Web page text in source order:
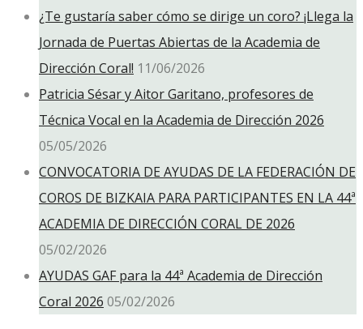
¿Te gustaría saber cómo se dirige un coro? ¡Llega la
Jornada de Puertas Abiertas de la Academia de
Dirección Coral! 11/06/2026
Patricia Sésar y Aitor Garitano, profesores de
Técnica Vocal en la Academia de Dirección 2026
05/05/2026
CONVOCATORIA DE AYUDAS DE LA FEDERACIÓN DE
COROS DE BIZKAIA PARA PARTICIPANTES EN LA 44ª
ACADEMIA DE DIRECCIÓN CORAL DE 2026
05/02/2026
AYUDAS GAF para la 44ª Academia de Dirección
Coral 2026 05/02/2026